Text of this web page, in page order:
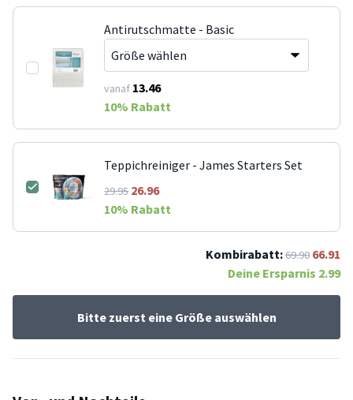
Antirutschmatte - Basic
vanaf 13.46
10% Rabatt
Teppichreiniger - James Starters Set
29.9526.96
10% Rabatt
Kombirabatt:69.90 66.91
Deine Ersparnis 2.99
Bitte zuerst eine Größe auswählen